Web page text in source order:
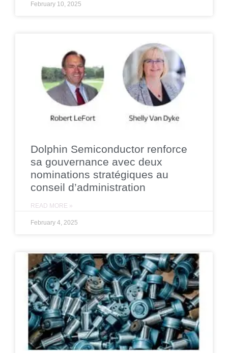
February 10, 2025
Dolphin Semiconductor renforce
sa gouvernance avec deux
nominations stratégiques au
conseil d’administration
READ MORE »
February 4, 2025